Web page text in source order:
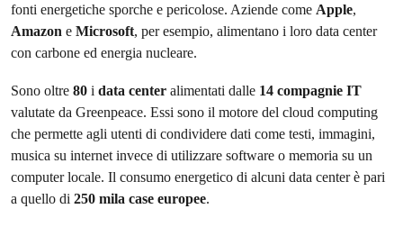
fonti energetiche sporche e pericolose. Aziende come Apple,
Amazon e Microsoft, per esempio, alimentano i loro data center
con carbone ed energia nucleare.
Sono oltre 80 i data center alimentati dalle 14 compagnie IT
valutate da Greenpeace. Essi sono il motore del cloud computing
che permette agli utenti di condividere dati come testi, immagini,
musica su internet invece di utilizzare software o memoria su un
computer locale. Il consumo energetico di alcuni data center è pari
a quello di 250 mila case europee.